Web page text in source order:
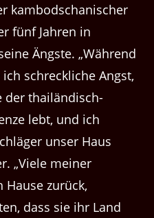
kambodschanischer
fünf Jahren in
Ängste. „Während
schreckliche Angst,
der thailändisch-
lebt, und ich
unser Haus
„Viele meiner
Hause zurück,
dass sie ihr Land